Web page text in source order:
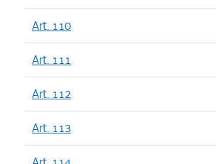
Art. 110
Art. 111
Art. 112
Art. 113